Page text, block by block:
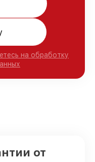
на обработку
от